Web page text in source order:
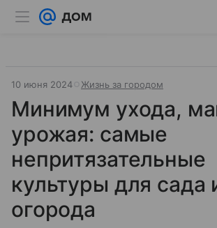
10 июня 2024 Жизнь за городом
Минимум ухода,
урожая: самые
непритязательные
культуры для сада
огорода